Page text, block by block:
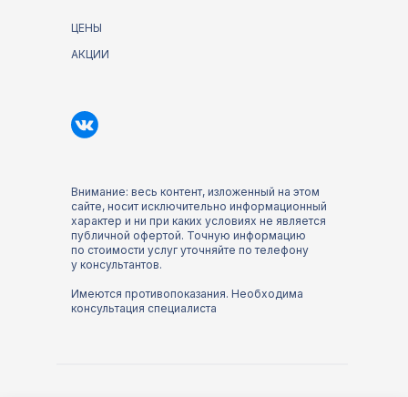
ЦЕНЫ
АКЦИИ
Внимание: весь контент, изложенный на этом
сайте, носит исключительно информационный
характер и ни при каких условиях не является
публичной офертой. Точную информацию
по стоимости услуг уточняйте по телефону
у консультантов.
Имеются противопоказания. Необходима
консультация специалиста